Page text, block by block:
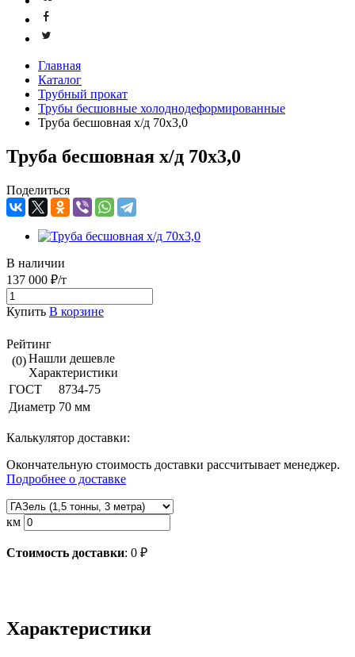
Главная
Каталог
Трубный прокат
Трубы бесшовные холоднодеформированные
Труба бесшовная х/д 70х3,0
Труба бесшовная х/д 70х3,0
Поделиться
В наличии
137 000 ₽/т
Купить В корзине
Рейтинг
(0)Нашли дешевле
Характеристики
ГОСТ
8734-75
Диаметр 70 мм
Калькулятор доставки:
Окончательную стоимость доставки рассчитывает менеджер.
Подробнее о доставке
км
Стоимость доставки: 0 ₽
Характеристики